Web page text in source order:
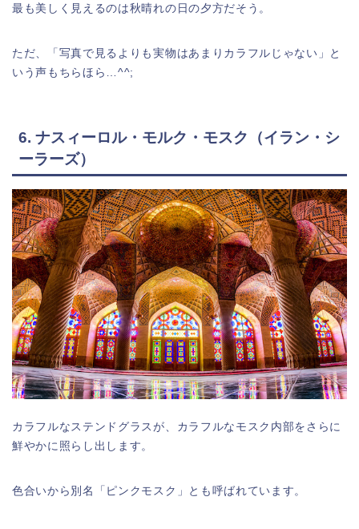
最も美しく見えるのは秋晴れの日の夕方だそう。
ただ、「写真で見るよりも実物はあまりカラフルじゃない」と
いう声もちらほら…^^;
6. ナスィーロル・モルク・モスク（イラン・シ
ーラーズ）
カラフルなステンドグラスが、カラフルなモスク内部をさらに
鮮やかに照らし出します。
色合いから別名「ピンクモスク」とも呼ばれています。